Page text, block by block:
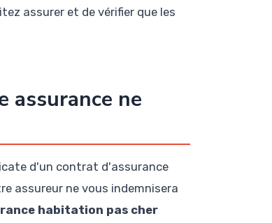
assurer et de vérifier que les
assurance ne
d'un contrat d'assurance
assureur ne vous indemnisera
habitation pas cher